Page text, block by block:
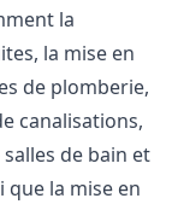
la
la mise en
de plomberie,
canalisations,
de bain et
que la mise en